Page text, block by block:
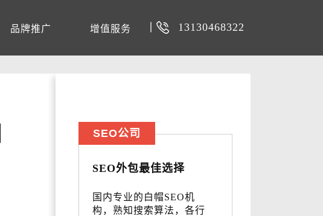
品牌推广 增值服务 13130468322
SEO外包最佳选择
国内专业的白帽SEO机
构，熟知搜索算法，各行
SEO公司